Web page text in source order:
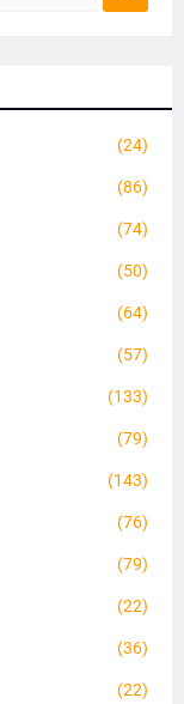
(24)
(86)
(74)
(50)
(64)
(57)
(133)
(79)
(143)
(76)
(79)
(22)
(36)
(22)